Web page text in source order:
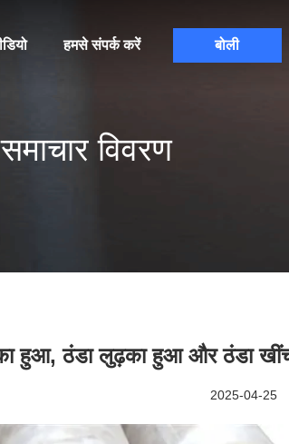
हमसे संपर्क करें बोली
समाचार विवरण
हुआ, ठंडा लुढ़का हुआ और ठंडा
2025-04-25